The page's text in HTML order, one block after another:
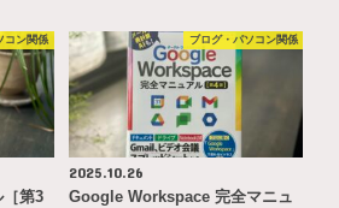
コン関係
［第3
ブログ・パソコン関係
2025.10.26
Google Workspace 完全マニュ